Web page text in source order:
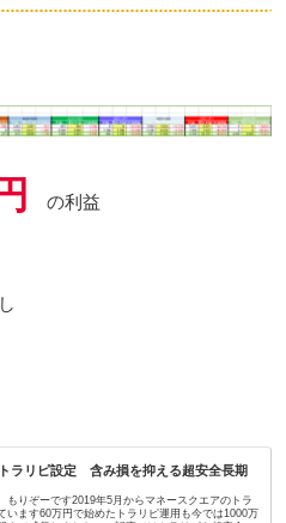
の利益
ラリピ設定 含み損を抑える超安全長期
もりぞーです2019年5月からマネースクエアのトラ
います60万円で始めたトラリピ運用も今では1000万